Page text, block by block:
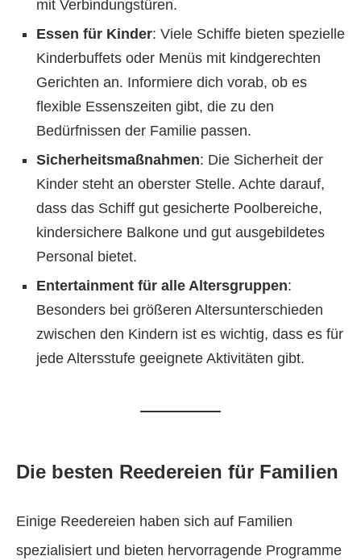
mit Verbindungstüren.
Essen für Kinder: Viele Schiffe bieten spezielle
Kinderbuffets oder Menüs mit kindgerechten
Gerichten an. Informiere dich vorab, ob es
flexible Essenszeiten gibt, die zu den
Bedürfnissen der Familie passen.
Sicherheitsmaßnahmen: Die Sicherheit der
Kinder steht an oberster Stelle. Achte darauf,
dass das Schiff gut gesicherte Poolbereiche,
kindersichere Balkone und gut ausgebildetes
Personal bietet.
Entertainment für alle Altersgruppen:
Besonders bei größeren Altersunterschieden
zwischen den Kindern ist es wichtig, dass es für
jede Altersstufe geeignete Aktivitäten gibt.
Die besten Reedereien für Familien
Einige Reedereien haben sich auf Familien
spezialisiert und bieten hervorragende Programme